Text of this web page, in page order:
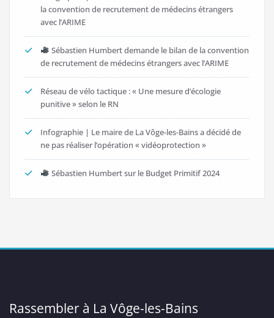
la convention de recrutement de médecins étrangers
avec l’ARIME
Sébastien Humbert demande le bilan de la convention
de recrutement de médecins étrangers avec l’ARIME
Réseau de vélo tactique : « Une mesure d’écologie
punitive » selon le RN
Infographie | Le maire de La Vôge-les-Bains a décidé de
ne pas réaliser l’opération « vidéoprotection »
Sébastien Humbert sur le Budget Primitif 2024
Rassembler à La Vôge-les-Bains